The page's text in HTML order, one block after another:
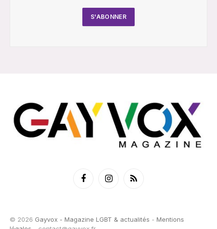
FacebookInstagramRSS
© 2026 Gayvox - Magazine LGBT & actualités - Mentions